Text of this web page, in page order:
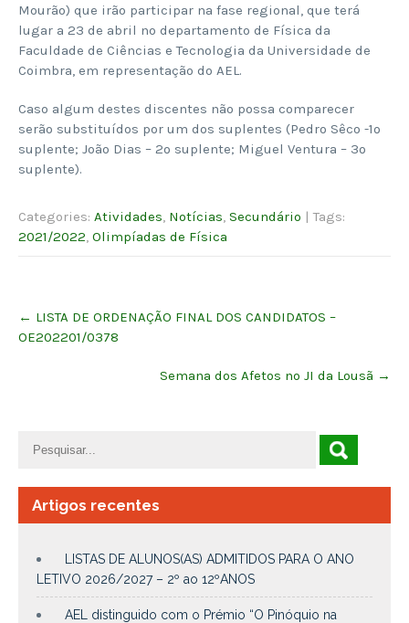
Mourão) que irão participar na fase regional, que terá
lugar a 23 de abril no departamento de Física da
Faculdade de Ciências e Tecnologia da Universidade de
Coimbra, em representação do AEL.
Caso algum destes discentes não possa comparecer
serão substituídos por um dos suplentes (Pedro Sêco -1º
suplente; João Dias – 2º suplente; Miguel Ventura – 3º
suplente).
Categories: Atividades, Notícias, Secundário | Tags:
2021/2022, Olimpíadas de Física
navigation
← LISTA DE ORDENAÇÃO FINAL DOS CANDIDATOS –
OE202201/0378
Semana dos Afetos no JI da Lousã →
Artigos recentes
LISTAS DE ALUNOS(AS) ADMITIDOS PARA O ANO
LETIVO 2026/2027 – 2º ao 12ºANOS
AEL distinguido com o Prémio “O Pinóquio na